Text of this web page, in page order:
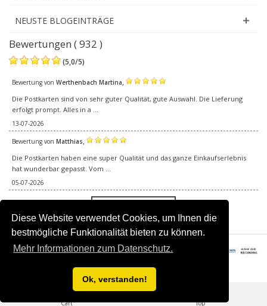
Diese Website verwendet Cookies, um Ihnen die
bestmögliche Funktionalität bieten zu können.
Mehr Informationen zum Datenschutz.
Ok, verstanden!
NEUSTE BLOGEINTRÄGE
Bewertungen ( 932 )
(5,0/5)
Bewertung von Werthenbach Martina,
Die Postkarten sind von sehr guter Qualität, gute Auswahl. Die Lieferung
erfolgt prompt. Alles in a ...
13-07-2026
Bewertung von Matthias,
Die Postkarten haben eine super Qualität und das ganze Einkaufserlebnis
hat wunderbar gepasst. Vom ...
05-07-2026
© 2016–2026 Happy Postcards.Alle Rechte vorbehalten.
Cart
0
Top